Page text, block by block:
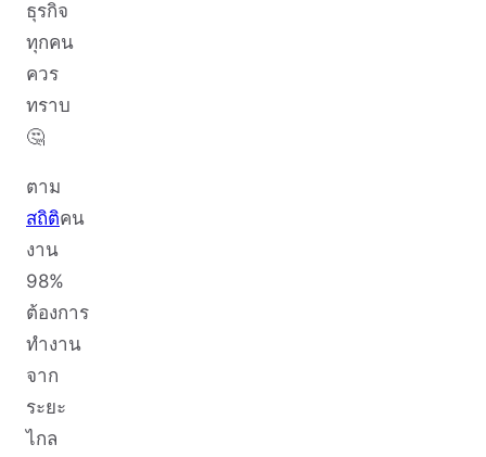
ธุรกิจ
ทุกคน
ควร
ทราบ
🤔
ตาม
สถิติคน
งาน
98%
ต้องการ
ทำงาน
จาก
ระยะ
ไกล